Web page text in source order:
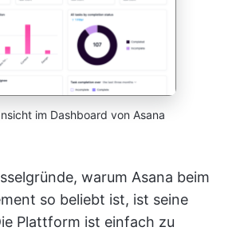
im Dashboard von Asana
warum Asana beim
so beliebt ist, ist seine
Plattform ist einfach zu